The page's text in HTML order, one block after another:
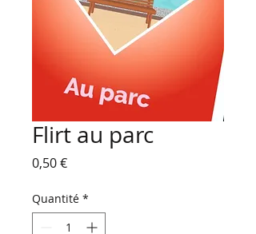
Flirt au parc
0,50 €Prix
Quantité *